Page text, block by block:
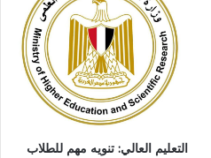
التعليم العالي: تنويه مهم للطلاب